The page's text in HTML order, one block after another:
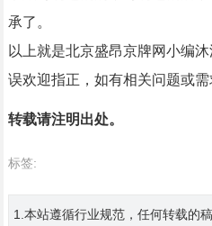
承了。
以上就是北京盛昂京牌网小编
误欢迎指正，如有相关问题或需
转载请注明出处。
标签:
1.本站遵循行业规范，任何转载的